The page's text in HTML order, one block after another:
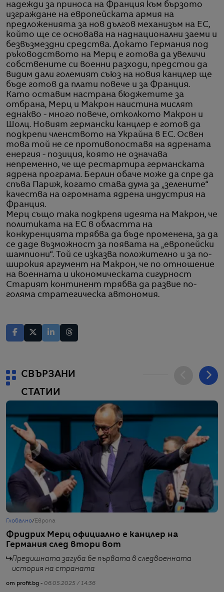
надежди за приноса на Франция към бързото
изграждане на европейската армия на
предложенията за нов дългов механизъм на ЕС,
който ще се основава на наднационални заеми и
безвъзмездни средства. Докато Германия под
ръководството на Мерц е готова да увеличи
собствените си военни разходи, предстои да
видим дали големият съюз на новия канцлер ще
бъде готов да плати повече и за Франция.
Като оставим настрана бюджетите за
отбрана, Мерц и Макрон наистина мислят
еднакво - много повече, отколкото Макрон и
Шолц. Новият германски канцлер е готов да
подкрепи членството на Украйна в ЕС. Освен
това той не се противопоставя на ядрената
енергия - позиция, която не означава
непременно, че ще рестартира германската
ядрена програма. Берлин обаче може да спре да
спъва Париж, когато става дума за „зелените“
качества на огромната ядрена индустрия на
Франция.
Мерц също така подкрепя идеята на Макрон, че
политиката на ЕС в областта на
конкуренцията трябва да бъде променена, за да
се даде възможност за появата на „европейски
шампиони“. Той се изказва положително и за по-
широкия аргумент на Макрон, че по отношение
на военната и икономическата сигурност
Старият континент трябва да развие по-
голяма стратегическа автономия.
СВЪРЗАНИ
СТАТИИ
Глобално/ Европа
Фридрих Мерц официално е канцлер на
Германия след втори вот
Предишната загуба бе първата в следвоенната
история на страната
от profit.bg - 06.05.2025 / 14:36